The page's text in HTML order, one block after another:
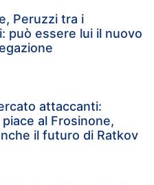
Peruzzi tra i
può essere lui il nuovo
attaccanti:
al Frosinone,
il futuro di Ratkov